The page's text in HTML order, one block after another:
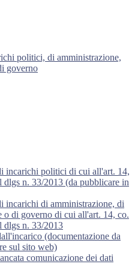
politici, di amministrazione,
governo
incarichi politici di cui all'art. 14,
dlgs n. 33/2013 (da pubblicare in
incarichi di amministrazione, di
o di governo di cui all'art. 14, co.
dlgs n. 33/2013
(documentazione da
sul sito web)
comunicazione dei dati